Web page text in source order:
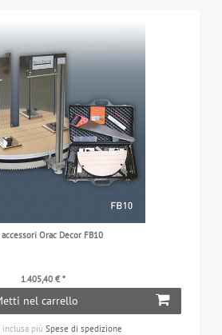
Orac Decor FB10
1.405,40 € *
nel carrello
inclusapiù Spese di spedizione